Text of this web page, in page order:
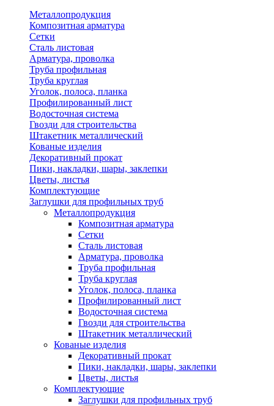
Металлопродукция
Композитная арматура
Сетки
Сталь листовая
Арматура, проволка
Труба профильная
Труба круглая
Уголок, полоса, планка
Профилированный лист
Водосточная система
Гвозди для строительства
Штакетник металлический
Кованые изделия
Декоративный прокат
Пики, накладки, шары, заклепки
Цветы, листья
Комплектующие
Заглушки для профильных труб
Металлопродукция
Композитная арматура
Сетки
Сталь листовая
Арматура, проволка
Труба профильная
Труба круглая
Уголок, полоса, планка
Профилированный лист
Водосточная система
Гвозди для строительства
Штакетник металлический
Кованые изделия
Декоративный прокат
Пики, накладки, шары, заклепки
Цветы, листья
Комплектующие
Заглушки для профильных труб